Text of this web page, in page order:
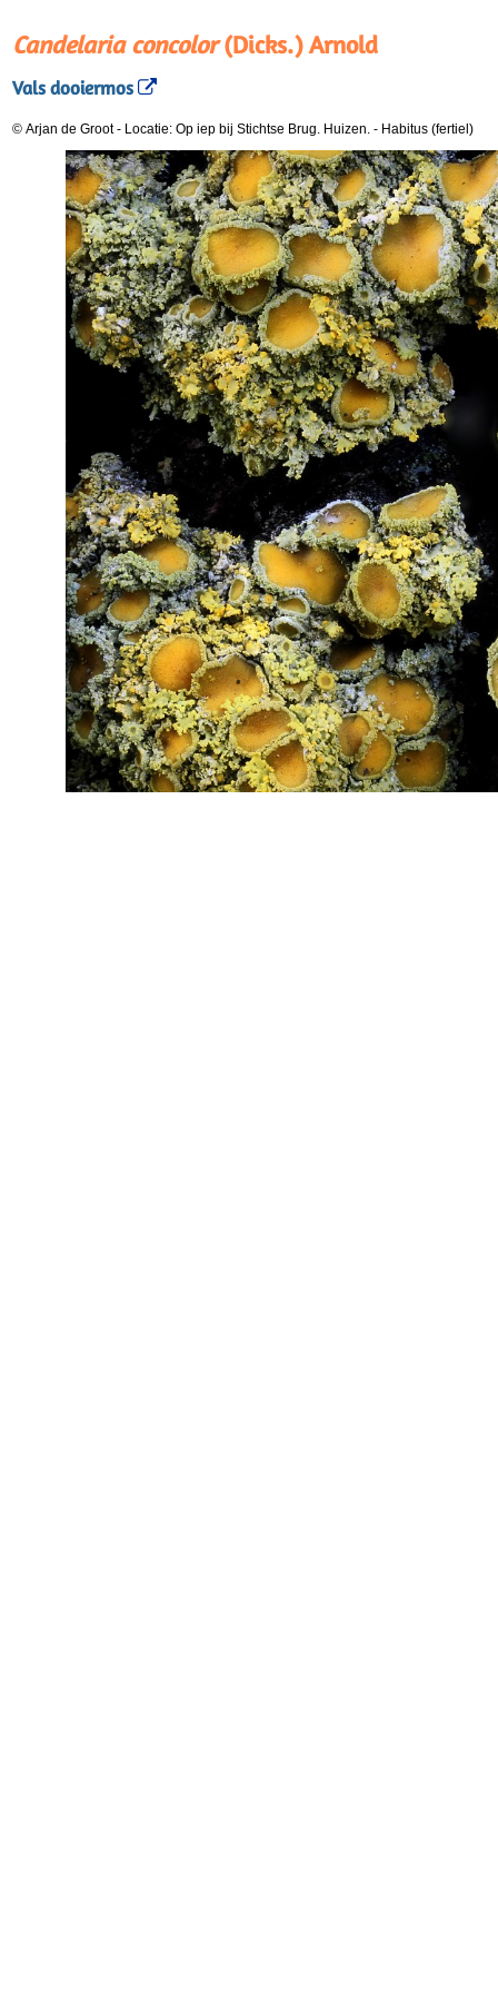
Candelaria concolor(Dicks.) Arnold
Vals dooiermos
© Arjan de Groot- Locatie: Op iep bij Stichtse Brug. Huizen. - Habitus (fertiel)